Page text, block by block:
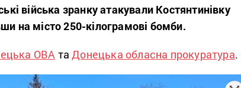
війська зранку атакували Костянтинівку
на місто 250-кілограмові бомби.
ОВА таДонецька обласна прокуратура.